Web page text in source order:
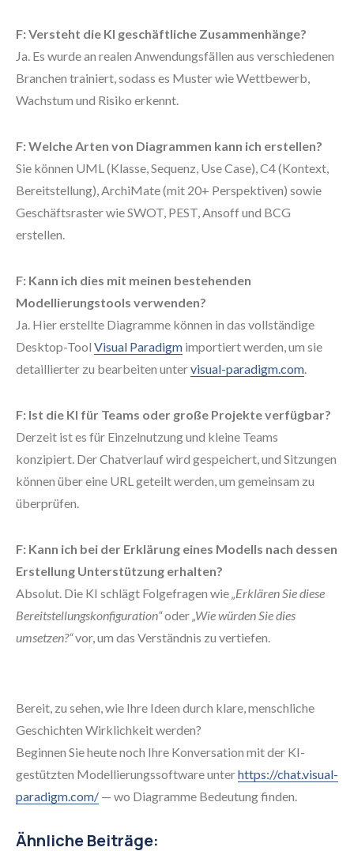
F: Versteht die KI geschäftliche Zusammenhänge?
Ja. Es wurde an realen Anwendungsfällen aus verschiedenen
Branchen trainiert, sodass es Muster wie Wettbewerb,
Wachstum und Risiko erkennt.
F: Welche Arten von Diagrammen kann ich erstellen?
Sie können UML (Klasse, Sequenz, Use Case), C4 (Kontext,
Bereitstellung), ArchiMate (mit 20+ Perspektiven) sowie
Geschäftsraster wie SWOT, PEST, Ansoff und BCG
erstellen.
F: Kann ich dies mit meinen bestehenden
Modellierungstools verwenden?
Ja. Hier erstellte Diagramme können in das vollständige
Desktop-Tool Visual Paradigm importiert werden, um sie
detaillierter zu bearbeiten untervisual-paradigm.com.
F: Ist die KI für Teams oder große Projekte verfügbar?
Derzeit ist es für Einzelnutzung und kleine Teams
konzipiert. Der Chatverlauf wird gespeichert, und Sitzungen
können über eine URL geteilt werden, um gemeinsam zu
überprüfen.
F: Kann ich bei der Erklärung eines Modells nach dessen
Erstellung Unterstützung erhalten?
Absolut. Die KI schlägt Folgefragen wie„Erklären Sie diese
Bereitstellungskonfiguration“oder„Wie würden Sie dies
umsetzen?“vor, um das Verständnis zu vertiefen.
Bereit, zu sehen, wie Ihre Ideen durch klare, menschliche
Geschichten Wirklichkeit werden?
Beginnen Sie heute noch Ihre Konversation mit der KI-
gestützten Modellierungssoftware unterhttps://chat.visual-
paradigm.com/ — wo Diagramme Bedeutung finden.
Ähnliche Beiträge: